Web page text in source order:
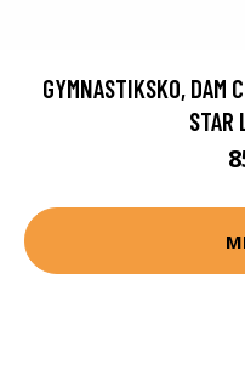
GYMNASTIKSKO, DAM
STAR